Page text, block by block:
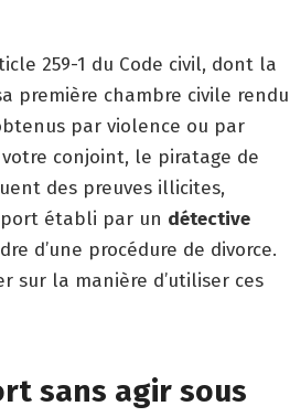
259-1 du Code civil, dont la
première chambre civile rendu
par violence ou par
conjoint, le piratage de
des preuves illicites,
établi par un détective
d’une procédure de divorce.
sur la manière d’utiliser ces
sans agir sous